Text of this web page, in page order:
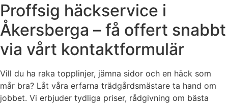
Proffsig häckservice i
Åkersberga – få offert snabbt
via vårt kontaktformulär
Vill du ha raka topplinjer, jämna sidor och en häck som
mår bra? Låt våra erfarna trädgårdsmästare ta hand om
jobbet. Vi erbjuder tydliga priser, rådgivning om bästa